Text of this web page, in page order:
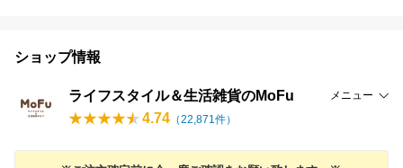
ショップ情報
ライフスタイル＆生活雑貨のMoFu メニュー
4.74 （22,871 件）